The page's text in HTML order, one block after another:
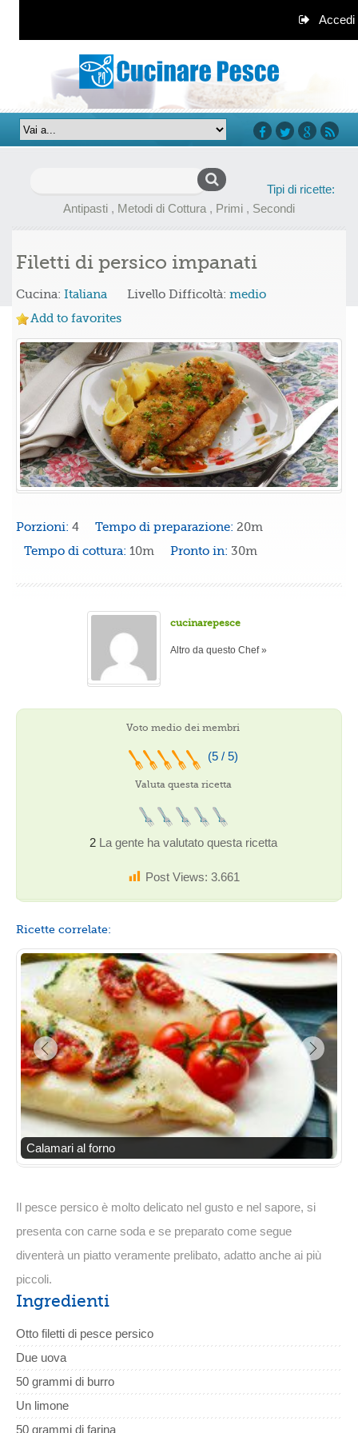
Accedi
Tipi di ricette:
Antipasti , Metodi di Cottura , Primi , Secondi
Filetti di persico impanati
Cucina: Italiana Livello Difficoltà: medio
Add to favorites
Porzioni: 4 Tempo di preparazione: 20m
Tempo di cottura: 10m Pronto in: 30m
cucinarepesce
Altro da questo Chef »
Voto medio dei membri
(5 / 5)
Valuta questa ricetta
2 La gente ha valutato questa ricetta
Post Views: 3.661
Ricette correlate:
Calamari al forno
Il pesce persico è molto delicato nel gusto e nel sapore, si
presenta con carne soda e se preparato come segue
diventerà un piatto veramente prelibato, adatto anche ai più
piccoli.
Ingredienti
Otto filetti di pesce persico
Due uova
50 grammi di burro
Un limone
50 grammi di farina